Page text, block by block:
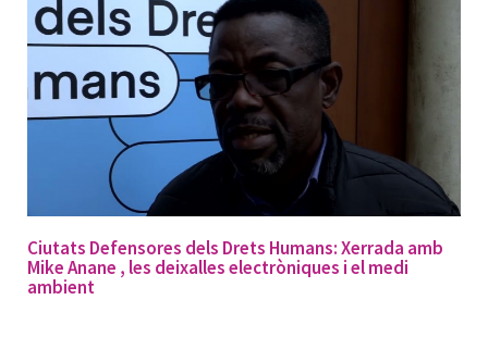
Ciutats Defensores dels Drets Humans: Xerrada amb
Mike Anane , les deixalles electròniques i el medi
ambient